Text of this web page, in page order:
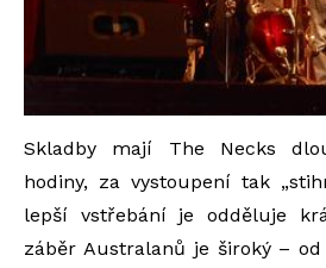
Skladby mají The Necks
hodiny, za vystoupení tak
lepší vstřebání je odděluje
záběr Australanů je široký –